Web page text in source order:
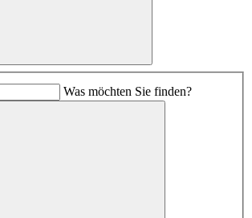
Was möchten Sie finden?